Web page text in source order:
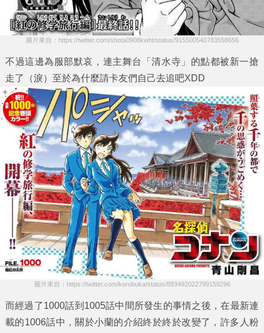
圖片來自：https://twitter.com/shota0908kwht/status/915500540783558656
不過這邊為服部默哀，連主舞台「清水寺」的點都被新一搶
走了（淚）至於為什麼請卡友們自己去追吧XDD
圖片來自：https://twitter.com/korobuka/status/893492022799159296
而經過了1000話到1005話中間所發生的事情之後，在最新連
載的1006話中，關於小蘭的介紹終於終於改變了，許多人粉